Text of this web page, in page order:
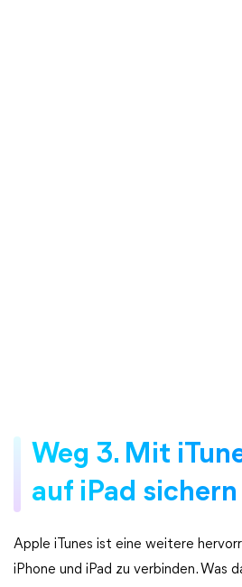
Weg 3. Mit
auf iPad sichern
Apple iTunes ist eine weitere
iPhone und iPad zu verbinden. Was